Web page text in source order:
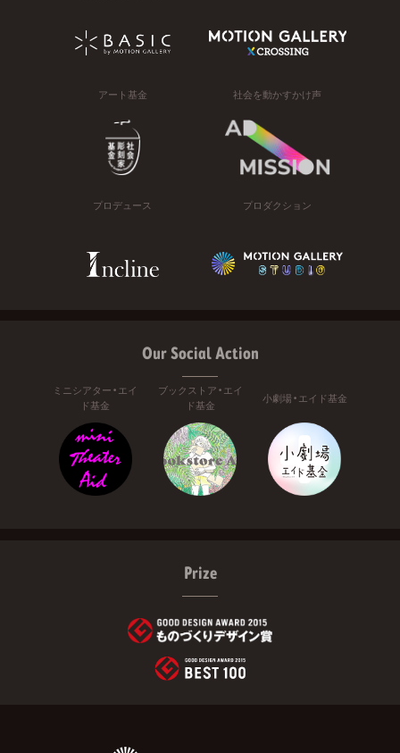
アート基金 社会を動かすかけ声
プロデュース プロダクション
Our Social Action
ミニシアター・エイ
ド基金
ブックストア・エイ
ド基金
小劇場・エイド基金
Prize